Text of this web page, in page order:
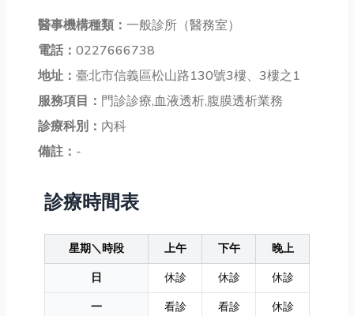
醫事機構種類： 一般診所（醫務室）
電話： 0227666738
地址： 臺北市信義區松山路130號3樓、3樓之1
服務項目： 門診診療,血液透析,腹膜透析業務
診療科別： 內科
備註： -
診療時間表
星期＼時段 上午 下午
晚上
日
休診 休診
休診
一
看診 看診
休診